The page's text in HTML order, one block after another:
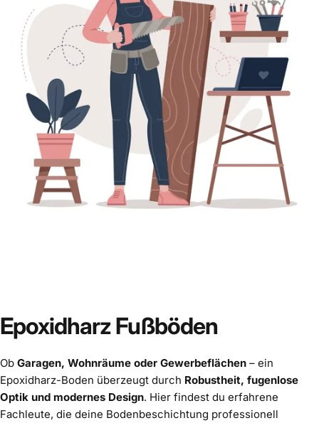
EpoxidharzFußböden
Ob Garagen, Wohnräume oder Gewerbeflächen – ein
Epoxidharz-Boden überzeugt durch Robustheit, fugenlose
Optik und modernes Design. Hier findest du erfahrene
Fachleute, die deine Bodenbeschichtung professionell